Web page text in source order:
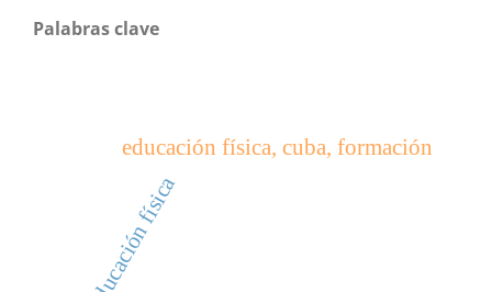
Palabras clave
educación física
educación física, cuba, formación